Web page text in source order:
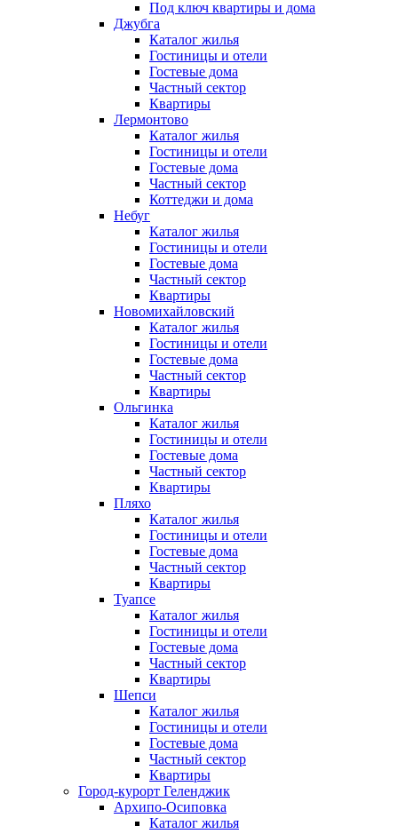
Под ключ квартиры и дома
Джубга
Каталог жилья
Гостиницы и отели
Гостевые дома
Частный сектор
Квартиры
Лермонтово
Каталог жилья
Гостиницы и отели
Гостевые дома
Частный сектор
Коттеджи и дома
Небуг
Каталог жилья
Гостиницы и отели
Гостевые дома
Частный сектор
Квартиры
Новомихайловский
Каталог жилья
Гостиницы и отели
Гостевые дома
Частный сектор
Квартиры
Ольгинка
Каталог жилья
Гостиницы и отели
Гостевые дома
Частный сектор
Квартиры
Пляхо
Каталог жилья
Гостиницы и отели
Гостевые дома
Частный сектор
Квартиры
Туапсе
Каталог жилья
Гостиницы и отели
Гостевые дома
Частный сектор
Квартиры
Шепси
Каталог жилья
Гостиницы и отели
Гостевые дома
Частный сектор
Квартиры
Город-курорт Геленджик
Архипо-Осиповка
Каталог жилья